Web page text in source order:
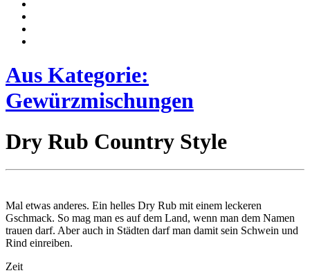
Aus Kategorie:
Gewürzmischungen
Dry Rub Country Style
Mal etwas anderes. Ein helles Dry Rub mit einem leckeren
Gschmack. So mag man es auf dem Land, wenn man dem Namen
trauen darf. Aber auch in Städten darf man damit sein Schwein und
Rind einreiben.
Zeit